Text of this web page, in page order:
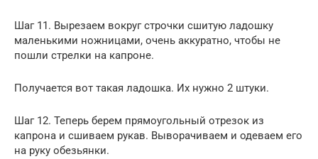
Шаг 11. Вырезаем вокруг строчки сшитую ладошку
маленькими ножницами, очень аккуратно, чтобы не
пошли стрелки на капроне.
Получается вот такая ладошка. Их нужно 2 штуки.
Шаг 12. Теперь берем прямоугольный отрезок из
капрона и сшиваем рукав. Выворачиваем и одеваем его
на руку обезьянки.